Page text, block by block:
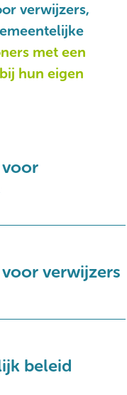
verwijzers,
met een
hun eigen
verwijzers
beleid